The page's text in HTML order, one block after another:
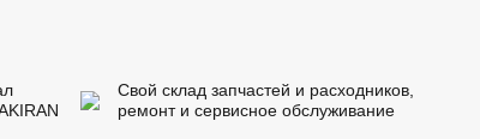
Свой склад запчастей и расходников,
ремонт и сервисное обслуживание